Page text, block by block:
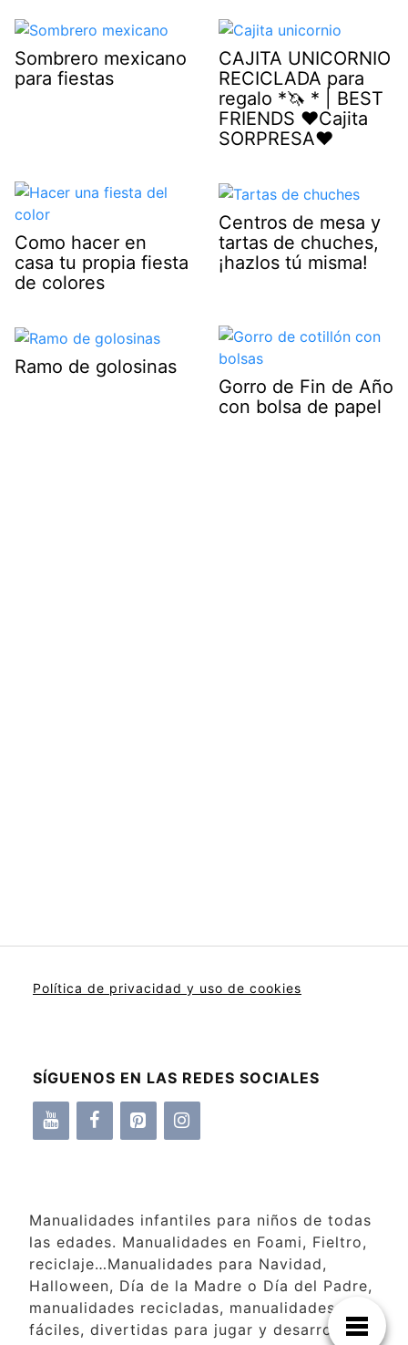
Sombrero mexicano
para fiestas
CAJITA UNICORNIO
RECICLADA para
regalo *🦄 * | BEST
FRIENDS ♥Cajita
SORPRESA♥
Como hacer en
casa tu propia fiesta
de colores
Centros de mesa y
tartas de chuches,
¡hazlos tú misma!
Ramo de golosinas
Gorro de Fin de Año
con bolsa de papel
Política de privacidad y uso de cookies
SÍGUENOS EN LAS REDES SOCIALES
Manualidades infantiles para niños de todas
las edades. Manualidades en Foami, Fieltro,
reciclaje…Manualidades para Navidad,
Halloween, Día de la Madre o Día del Padre,
manualidades recicladas, manualidades
fáciles, divertidas para jugar y desarrollar la